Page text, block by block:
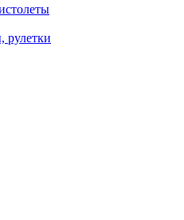
рулетки